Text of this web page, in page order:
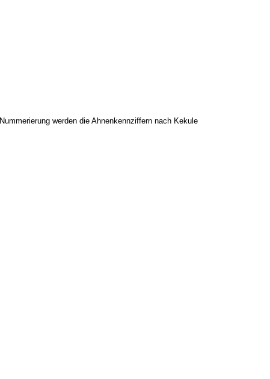
werden die Ahnenkennziffern nach Kekule